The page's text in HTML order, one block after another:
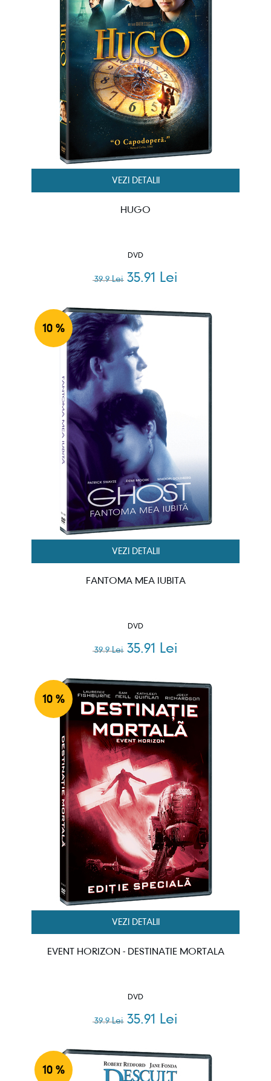
VEZI DETALII
HUGO
DVD
39.9 Lei 35.91 Lei
10 %
VEZI DETALII
FANTOMA MEA IUBITA
DVD
39.9 Lei 35.91 Lei
10 %
VEZI DETALII
EVENT HORIZON - DESTINATIE MORTALA
DVD
39.9 Lei 35.91 Lei
10 %